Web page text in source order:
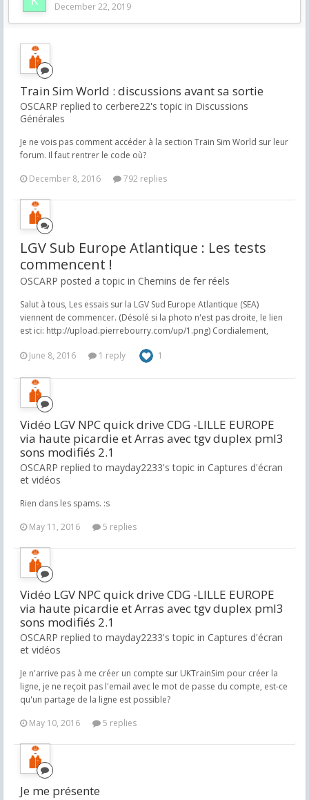
December 22, 2019
Train Sim World : discussions avant sa sortie
OSCARP replied to cerbere22's topic in Discussions
Générales
Je ne vois pas comment accéder à la section Train Sim World sur leur
forum. Il faut rentrer le code où?
December 8, 2016
792 replies
LGV Sub Europe Atlantique : Les tests
commencent !
OSCARP posted a topic in Chemins de fer réels
Salut à tous, Les essais sur la LGV Sud Europe Atlantique (SEA)
viennent de commencer. (Désolé si la photo n'est pas droite, le lien
est ici: http://upload.pierrebourry.com/up/1.png) Cordialement,
June 8, 2016 1 reply 1
Vidéo LGV NPC quick drive CDG -LILLE EUROPE
via haute picardie et Arras avec tgv duplex pml3
sons modifiés 2.1
OSCARP replied to mayday2233's topic in Captures d'écran
et vidéos
Rien dans les spams. :s
May 11, 2016
5 replies
Vidéo LGV NPC quick drive CDG -LILLE EUROPE
via haute picardie et Arras avec tgv duplex pml3
sons modifiés 2.1
OSCARP replied to mayday2233's topic in Captures d'écran
et vidéos
Je n'arrive pas à me créer un compte sur UKTrainSim pour créer la
ligne, je ne reçoit pas l'email avec le mot de passe du compte, est-ce
qu'un partage de la ligne est possible?
May 10, 2016
5 replies
Je me présente